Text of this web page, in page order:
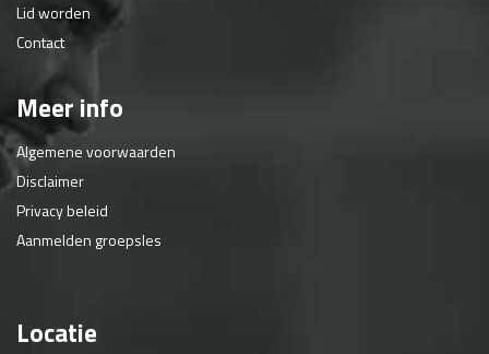
Lid worden
Contact
Meer info
Algemene voorwaarden
Disclaimer
Privacy beleid
Aanmelden groepsles
Locatie